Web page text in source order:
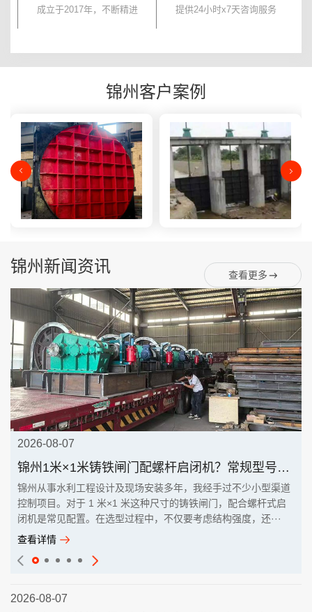
成立于2017年，不断精进
提供24小时x7天咨询服务
锦州客户案例
锦州新闻资讯 查看更多
2026-08-07
锦州1米×1米铸铁闸门配螺杆启闭机？常规型号选型
锦州从事水利工程设计及现场安装多年，我经手过不少小型渠道
控制项目。对于 1 米×1 米这种尺寸的铸铁闸门，配合螺杆式启
闭机是常见配置。在选型过程中，不仅要考虑结构强度，还···
查看详情
2026-08-07